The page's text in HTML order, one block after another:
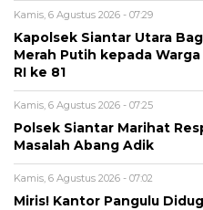
Kamis, 6 Agustus 2026 - 07:29
Kapolsek Siantar Utara
Merah Putih kepada
RI ke 81
Kamis, 6 Agustus 2026 - 07:25
Polsek Siantar Marihat
Masalah Abang Adik
Kamis, 6 Agustus 2026 - 07:02
Miris! Kantor Pangulu